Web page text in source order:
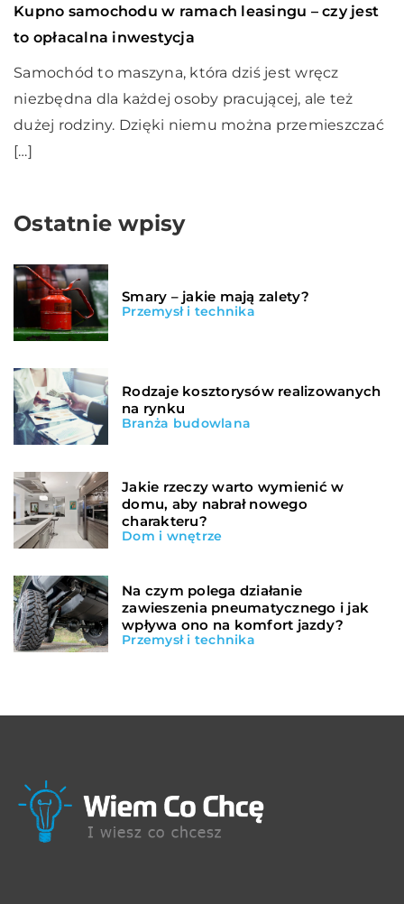
Kupno samochodu w ramach leasingu – czy jest
to opłacalna inwestycja
Samochód to maszyna, która dziś jest wręcz
niezbędna dla każdej osoby pracującej, ale też
dużej rodziny. Dzięki niemu można przemieszczać
[…]
Ostatnie wpisy
Smary – jakie mają zalety?
Przemysł i technika
Rodzaje kosztorysów realizowanych
na rynku
Branża budowlana
Jakie rzeczy warto wymienić w
domu, aby nabrał nowego
charakteru?
Dom i wnętrze
Na czym polega działanie
zawieszenia pneumatycznego i jak
wpływa ono na komfort jazdy?
Przemysł i technika